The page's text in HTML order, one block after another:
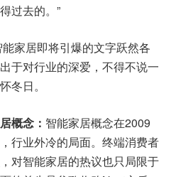
过去的。”
家居即将引爆的文字跃然各
于对行业的深爱，不得不说一
冬日。
概念： 智能家居概念在2009
行业外冷的局面。终端消费者
对智能家居的热议也只局限于